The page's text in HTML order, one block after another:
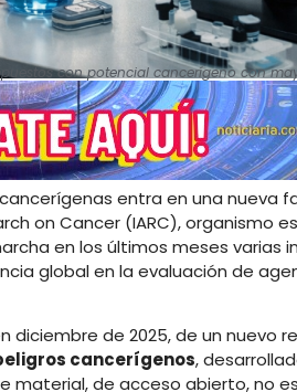
con potencial cancerígeno con
entra en una nueva
on Cancer (IARC), organismo
en los últimos meses varias
global en la evaluación de
diciembre de 2025, de un nuevo
cancerígenos,
material, de acceso abierto, no